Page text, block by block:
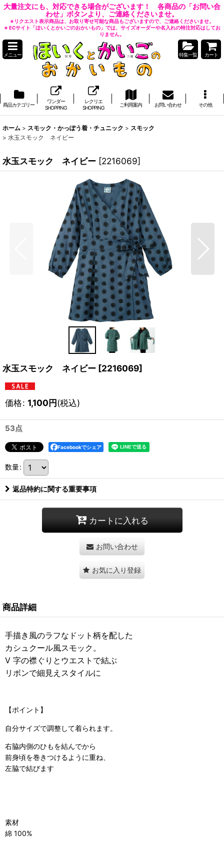
大量注文にも、対応できる場合がございます！ 各商品の「お問い合
わせ」ボタンより、ご連絡くださいませ。
※リクエスト表示商品は、お取り寄せ可能な商品もございますので、ご連絡くださいませ。
※ ECサイト「ほいくとかいごのおかいもの」では、サイズオーダーや名入れの特注対応はしてお
りません。
メニュー 特集一覧 カート
商品カテゴリー
ワンダー
SHOPPING
レクリエ
SHOPPING
ご利用案内 お問い合わせ その他
ホーム > スモック・かっぽう着・チュニック > スモック
> 水玉スモック ネイビー
水玉スモック ネイビー [2216069]
水玉スモック ネイビー [2216069]
価格: 1,100円(税込)
53点
Facebookでシェア
数量:
返品特約に関する重要事項
カートに入れる
お問い合わせ
お気に入り登録
商品詳細
手描き風のラフなドット柄を配した
カシュクール風スモック。
V 字の襟ぐりとウエストで結ぶ
リボンで細見えスタイルに
【ポイント】
自分サイズで調整して着られます。
右脇内側のひもを結んでから
前身頃を巻きつけるように重ね、
左脇で結びます
素材
綿 100%